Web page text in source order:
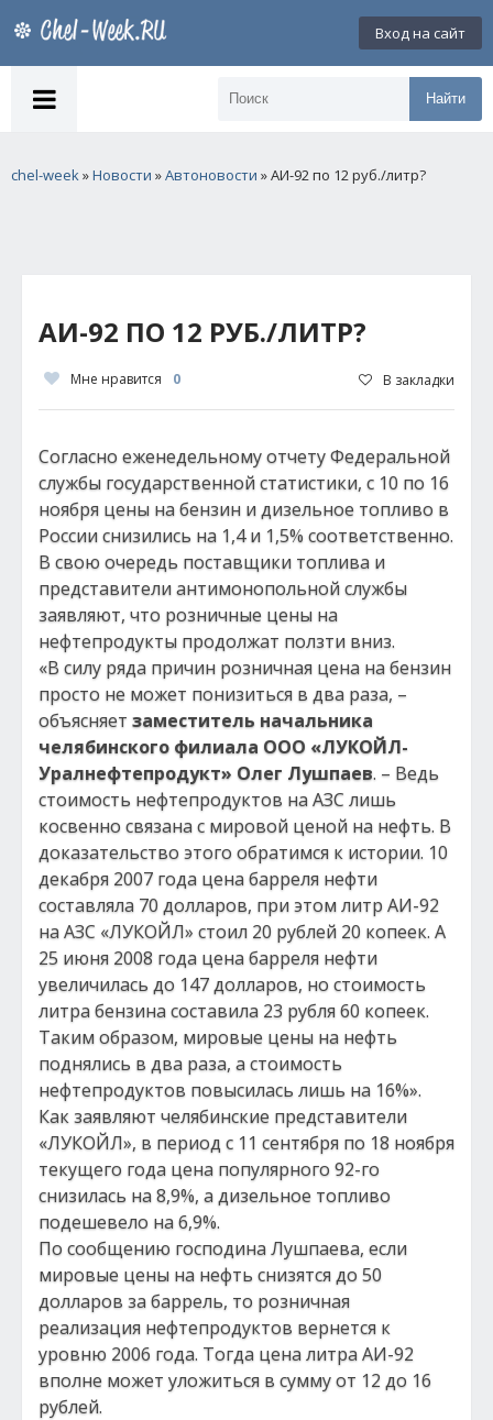
Вход на сайт
Найти
chel-week»Новости »Автоновости » АИ-92 по 12 руб./литр?
АИ-92 ПО 12 РУБ./ЛИТР?
Мне нравится 0 В закладки
Согласно еженедельному отчету Федеральной
службы государственной статистики, с 10 по 16
ноября цены на бензин и дизельное топливо в
России снизились на 1,4 и 1,5% соответственно.
В свою очередь поставщики топлива и
представители антимонопольной службы
заявляют, что розничные цены на
нефтепродукты продолжат ползти вниз.
«В силу ряда причин розничная цена на бензин
просто не может понизиться в два раза, –
объясняет заместитель начальника
челябинского филиала ООО «ЛУКОЙЛ-
Уралнефтепродукт» Олег Лушпаев. – Ведь
стоимость нефтепродуктов на АЗС лишь
косвенно связана с мировой ценой на нефть. В
доказательство этого обратимся к истории. 10
декабря 2007 года цена барреля нефти
составляла 70 долларов, при этом литр АИ-92
на АЗС «ЛУКОЙЛ» стоил 20 рублей 20 копеек. А
25 июня 2008 года цена барреля нефти
увеличилась до 147 долларов, но стоимость
литра бензина составила 23 рубля 60 копеек.
Таким образом, мировые цены на нефть
поднялись в два раза, а стоимость
нефтепродуктов повысилась лишь на 16%».
Как заявляют челябинские представители
«ЛУКОЙЛ», в период с 11 сентября по 18 ноября
текущего года цена популярного 92-го
снизилась на 8,9%, а дизельное топливо
подешевело на 6,9%.
По сообщению господина Лушпаева, если
мировые цены на нефть снизятся до 50
долларов за баррель, то розничная
реализация нефтепродуктов вернется к
уровню 2006 года. Тогда цена литра АИ-92
вполне может уложиться в сумму от 12 до 16
рублей.